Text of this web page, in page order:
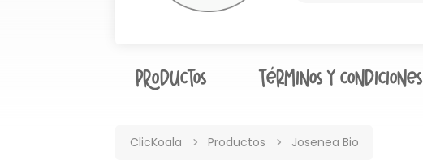
Productos Términos y condiciones
ClicKoala Productos Josenea Bio